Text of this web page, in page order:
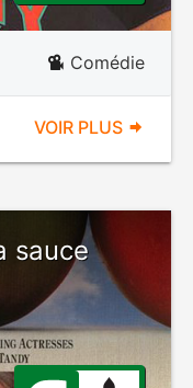
Comédie
VOIR PLUS
sauce